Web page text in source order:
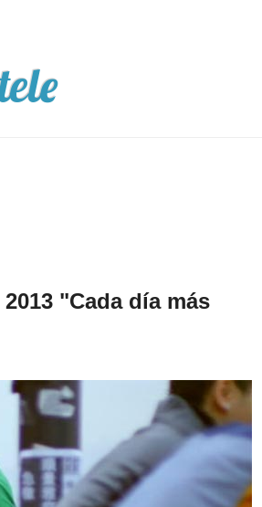
"Cada día más